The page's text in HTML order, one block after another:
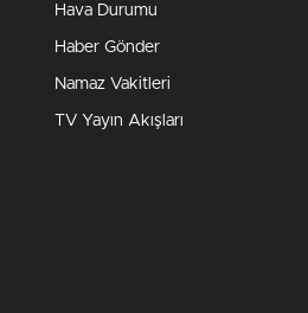
Hava Durumu
Haber Gönder
Namaz Vakitleri
TV Yayın Akışları